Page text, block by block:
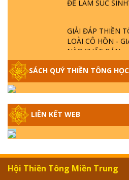
LOÀI CÔ HỒN -
NÀO XUẤT BẢN
GIẢI ĐÁP THIỀN
NGUỒN GỐC ÂM
TẦNG BÌNH LƯU
GIẢI ĐÁP THIỀN
CON NGƯỜI TU
KHÔNG? XÁ LỢI
GIẢI ĐÁP THIỀN
SÁCH QUÝ THIỀN TÔNG HỌC
LIÊN KẾT WEB
Hội Thiền Tông Miền Trung